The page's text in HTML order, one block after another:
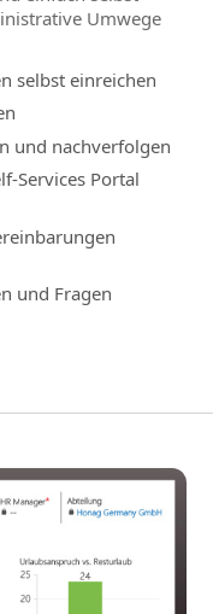
Umwege
selbst einreichen
und nachverfolgen
Services Portal
und Fragen